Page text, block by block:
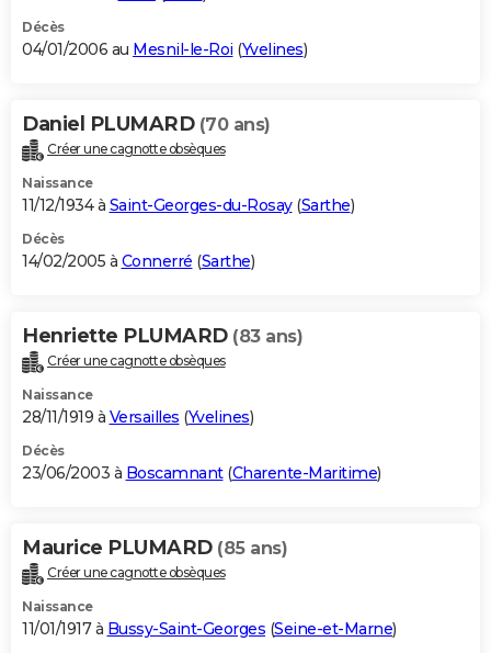
Décès
04/01/2006 au Mesnil-le-Roi (Yvelines)
Daniel PLUMARD (70 ans)
Créer une cagnotte obsèques
Naissance
11/12/1934 à Saint-Georges-du-Rosay(Sarthe)
Décès
14/02/2005 à Connerré (Sarthe)
Henriette PLUMARD (83 ans)
Créer une cagnotte obsèques
Naissance
28/11/1919 à Versailles (Yvelines)
Décès
23/06/2003 à Boscamnant(Charente-Maritime)
Maurice PLUMARD (85 ans)
Créer une cagnotte obsèques
Naissance
11/01/1917 à Bussy-Saint-Georges (Seine-et-Marne)